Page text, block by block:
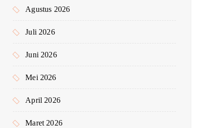
:
Agustus 2026
Juli 2026
Juni 2026
Mei 2026
April 2026
Maret 2026